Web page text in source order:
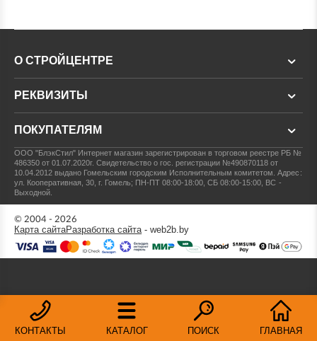
КОНТАКТЫ КАТАЛОГ ПОИСК ГЛАВНАЯ
О СТРОЙЦЕНТРЕ
РЕКВИЗИТЫ
ПОКУПАТЕЛЯМ
ООО "БлэкСтил" Интернет магазин зарегистрирован в торговом реестре РБ №
486350 от 01.07.2020г.Свидетельство о гос. регистрации №490870118 от
10.04.2012 выдано Гомельским городским Исполнительным комитетом.Адрес:
ул. Кооперативная, 30, г. Гомель; ПН-ПТ 08:00-18:00, СБ 08:00-15:00, ВС -
Выходной.
© 2004 - 2026
Карта сайтаРазработка сайта- web2b.by